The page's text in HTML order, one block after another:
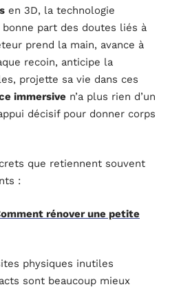
en 3D, la technologie
part des doutes liés à
prend la main, avance à
recoin, anticipe la
projette sa vie dans ces
immersive n’a plus rien d’un
décisif pour donner corps
que retiennent souvent
:
rénover une petite
physiques inutiles
sont beaucoup mieux